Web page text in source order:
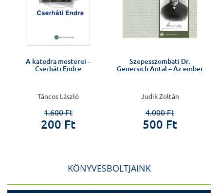
A katedra mesterei –
Cserháti Endre
Táncos László
1.600 Ft
200 Ft
Szepesszombati Dr.
Genersich Antal – Az ember
Judik Zoltán
4.000 Ft
500 Ft
KÖNYVESBOLTJAINK